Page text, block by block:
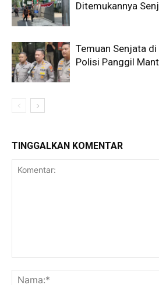
Ditemukannya
Temuan Senjata
Polisi Panggil
TINGGALKAN KOMENTAR